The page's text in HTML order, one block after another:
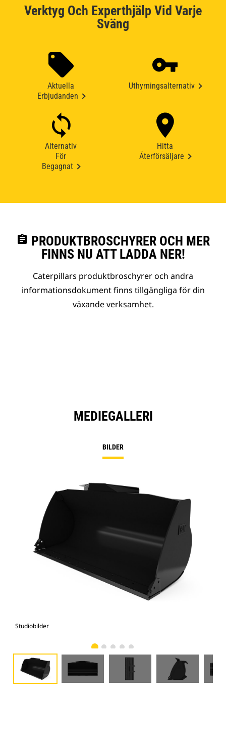
Verktyg Och Experthjälp Vid Varje
Sväng
Aktuella
Erbjudanden
Uthyrningsalternativ
Alternativ
För
Begagnat
Hitta
Återförsäljare
assignment PRODUKTBROSCHYRER OCH MER
FINNS NU ATT LADDA NER!
Caterpillars produktbroschyrer och andra
informationsdokument finns tillgängliga för din
växande verksamhet.
MEDIEGALLERI
BILDER
Studiobilder